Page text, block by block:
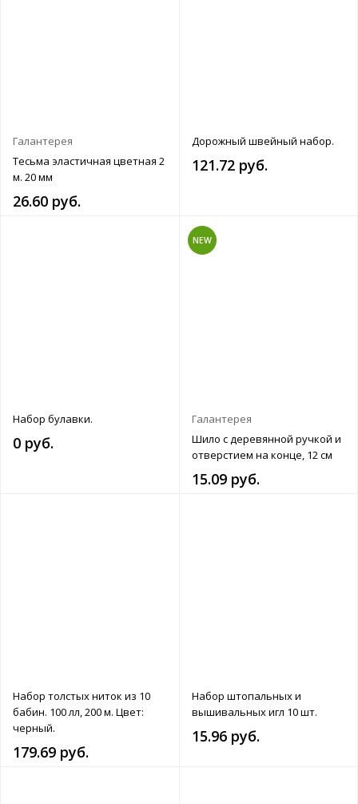
Галантерея
Тесьма эластичная цветная 2
м. 20 мм
26.60 руб.
Дорожный швейный набор.
121.72 руб.
Набор булавки.
0 руб.
NEW
Галантерея
Шило с деревянной ручкой и
отверстием на конце, 12 см
15.09 руб.
Набор толстых ниток из 10
бабин. 100 лл, 200 м. Цвет:
черный.
179.69 руб.
Набор штопальных и
вышивальных игл 10 шт.
15.96 руб.